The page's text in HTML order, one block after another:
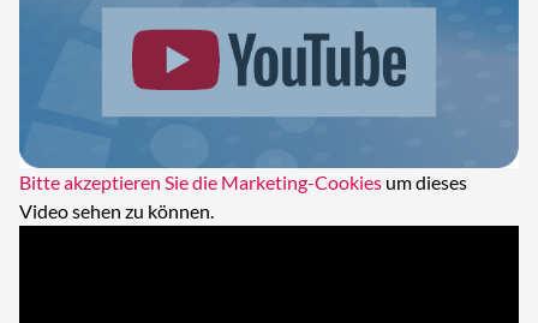
Bitte akzeptieren Sie die Marketing-Cookies um dieses
Video sehen zu können.